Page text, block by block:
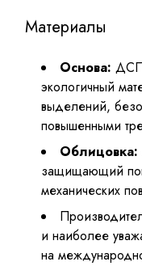
Материалы
Основа: ДСП
экологичный
выделений,
повышенными
Облицовка:
защищающий
механических
и наиболее
на